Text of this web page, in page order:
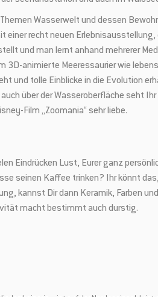
Wasserwelt und dessen
einer recht neuen
und man lernt anhand mehrerer
3D-animierte Meeressaurier wie
und tolle Einblicke in die Evolution
über der Wasseroberfläche seht
Film „Zoomania“ sehr liebe.
Eindrücken Lust, Eurer ganz
seinen Kaffee trinken? Ihr könnt
kannst Dir dann Keramik, Farben
macht bestimmt auch durstig.
Jetzt
Mit unserem Newsletter
Sonderaktionen und neuen